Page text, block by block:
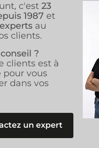
c'est 23
1987 et
au
clients.
?
clients est à
pour vous
dans vos
un expert